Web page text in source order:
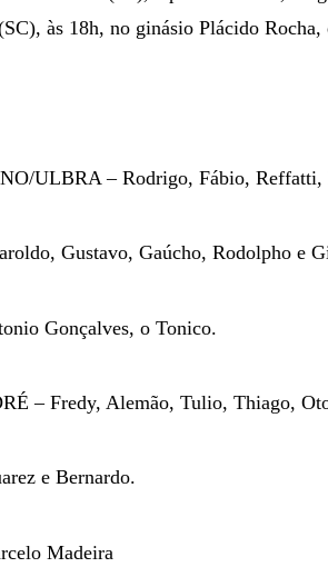
às 18h, no ginásio Plácido Rocha,
ULBRA – Rodrigo, Fábio,
Gustavo, Gaúcho, Rodolpho e
Gonçalves, o Tonico.
– Fredy, Alemão, Tulio, Thiago,
e Bernardo.
Madeira